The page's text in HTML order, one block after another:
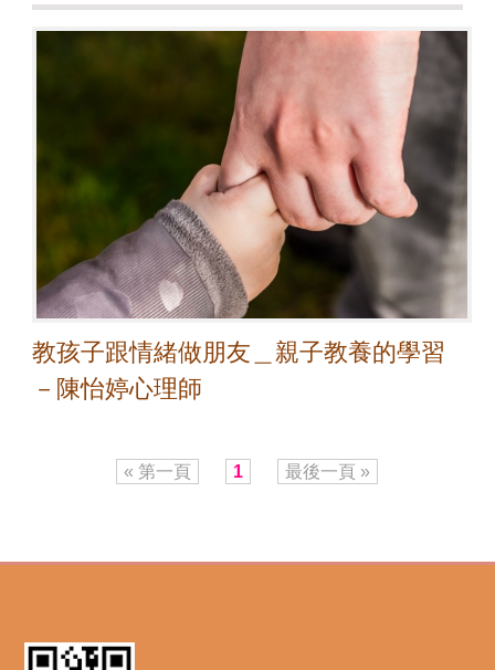
教孩子跟情緒做朋友＿親子教養的學習
－陳怡婷心理師
« 第一頁 1 最後一頁 »